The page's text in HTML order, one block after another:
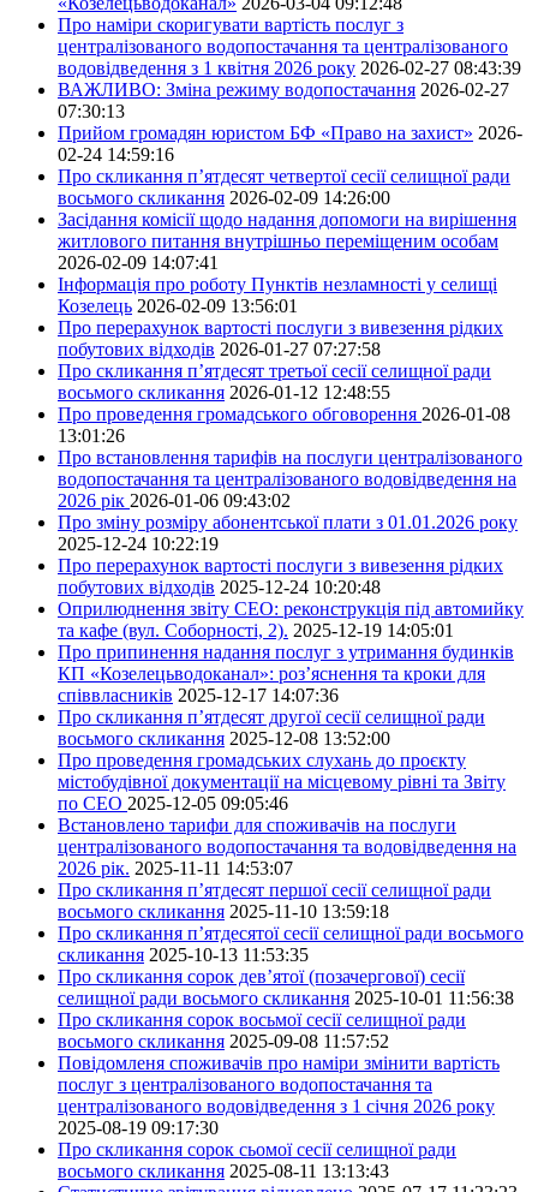
Про наміри скоригувати вартість послуг з
централізованого водопостачання та централізованого
водовідведення з 1 квітня 2026 року 2026-02-27 08:43:39
ВАЖЛИВО: Зміна режиму водопостачання 2026-02-27
07:30:13
Прийом громадян юристом БФ «Право на захист» 2026-
02-24 14:59:16
Про скликання п’ятдесят четвертої сесії селищної ради
восьмого скликання 2026-02-09 14:26:00
Засідання комісії щодо надання допомоги на вирішення
житлового питання внутрішньо переміщеним особам
2026-02-09 14:07:41
Інформація про роботу Пунктів незламності у селищі
Козелець 2026-02-09 13:56:01
Про перерахунок вартості послуги з вивезення рідких
побутових відходів 2026-01-27 07:27:58
Про скликання п’ятдесят третьої сесії селищної ради
восьмого скликання 2026-01-12 12:48:55
Про проведення громадського обговорення 2026-01-08
13:01:26
Про встановлення тарифів на послуги централізованого
водопостачання та централізованого водовідведення на
2026 рік 2026-01-06 09:43:02
Про зміну розміру абонентської плати з 01.01.2026 року
2025-12-24 10:22:19
Про перерахунок вартості послуги з вивезення рідких
побутових відходів 2025-12-24 10:20:48
Оприлюднення звіту СЕО: реконструкція під автомийку
та кафе (вул. Соборності, 2). 2025-12-19 14:05:01
Про припинення надання послуг з утримання будинків
КП «Козелецьводоканал»: роз’яснення та кроки для
співвласників 2025-12-17 14:07:36
Про скликання п’ятдесят другої сесії селищної ради
восьмого скликання 2025-12-08 13:52:00
Про проведення громадських слухань до проєкту
містобудівної документації на місцевому рівні та Звіту
по СЕО 2025-12-05 09:05:46
Встановлено тарифи для споживачів на послуги
централізованого водопостачання та водовідведення на
2026 рік. 2025-11-11 14:53:07
Про скликання п’ятдесят першої сесії селищної ради
восьмого скликання 2025-11-10 13:59:18
Про скликання п’ятдесятої сесії селищної ради восьмого
скликання 2025-10-13 11:53:35
Про скликання сорок дев’ятої (позачергової) сесії
селищної ради восьмого скликання 2025-10-01 11:56:38
Про скликання сорок восьмої сесії селищної ради
восьмого скликання 2025-09-08 11:57:52
Повідомленя споживачів про наміри змінити вартість
послуг з централізованого водопостачання та
централізованого водовідведення з 1 січня 2026 року
2025-08-19 09:17:30
Про скликання сорок сьомої сесії селищної ради
восьмого скликання 2025-08-11 13:13:43